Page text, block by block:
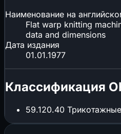
Наименование на
Flat warp knitting
data and dimensions
Дата издания
01.01.1977
Классификация
59.120.40